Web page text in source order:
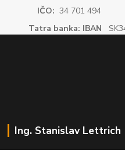
IČO: 34 701 494
Tatra banka: IBAN
Ing. Stanislav Lettrich